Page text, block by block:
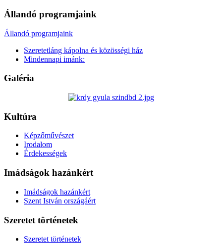
Állandó programjaink
Állandó programjaink
Szeretetláng kápolna és közösségi ház
Mindennapi imánk:
Galéria
Kultúra
Képzőművészet
Irodalom
Érdekességek
Imádságok hazánkért
Imádságok hazánkért
Szent István országáért
Szeretet történetek
Szeretet történetek